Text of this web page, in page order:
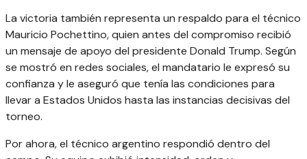
La victoria también representa un respaldo para el técnico
Mauricio Pochettino, quien antes del compromiso recibió
un mensaje de apoyo del presidente Donald Trump. Según
se mostró en redes sociales, el mandatario le expresó su
confianza y le aseguró que tenía las condiciones para
llevar a Estados Unidos hasta las instancias decisivas del
torneo.
Por ahora, el técnico argentino respondió dentro del